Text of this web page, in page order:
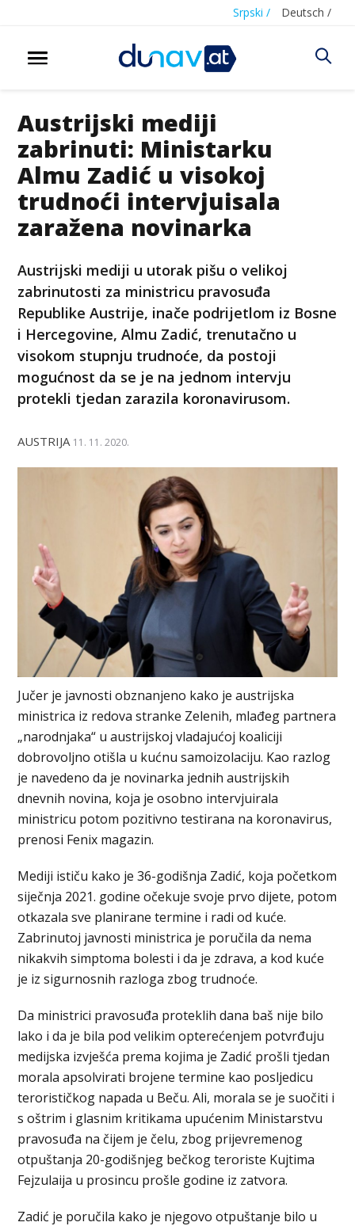
Srpski / Deutsch /
Austrijski mediji
zabrinuti: Ministarku
Almu Zadić u visokoj
trudnoći intervjuisala
zaražena novinarka
Austrijski mediji u utorak pišu o velikoj
zabrinutosti za ministricu pravosuđa
Republike Austrije, inače podrijetlom iz Bosne
i Hercegovine, Almu Zadić, trenutačno u
visokom stupnju trudnoće, da postoji
mogućnost da se je na jednom intervju
protekli tjedan zarazila koronavirusom.
AUSTRIJA 11. 11. 2020.
Jučer je javnosti obznanjeno kako je austrijska
ministrica iz redova stranke Zelenih, mlađeg partnera
„narodnjaka“ u austrijskoj vladajućoj koaliciji
dobrovoljno otišla u kućnu samoizolaciju. Kao razlog
je navedeno da je novinarka jednih austrijskih
dnevnih novina, koja je osobno intervjuirala
ministricu potom pozitivno testirana na koronavirus,
prenosi Fenix magazin.
Mediji ističu kako je 36-godišnja Zadić, koja početkom
siječnja 2021. godine očekuje svoje prvo dijete, potom
otkazala sve planirane termine i radi od kuće.
Zabrinutoj javnosti ministrica je poručila da nema
nikakvih simptoma bolesti i da je zdrava, a kod kuće
je iz sigurnosnih razloga zbog trudnoće.
Da ministrici pravosuđa proteklih dana baš nije bilo
lako i da je bila pod velikim opterećenjem potvrđuju
medijska izvješća prema kojima je Zadić prošli tjedan
morala apsolvirati brojene termine kao posljedicu
terorističkog napada u Beču. Ali, morala se je suočiti i
s oštrim i glasnim kritikama upućenim Ministarstvu
pravosuđa na čijem je čelu, zbog prijevremenog
otpuštanja 20-godišnjeg bečkog teroriste Kujtima
Fejzulaija u prosincu prošle godine iz zatvora.
Zadić je poručila kako je njegovo otpuštanje bilo u